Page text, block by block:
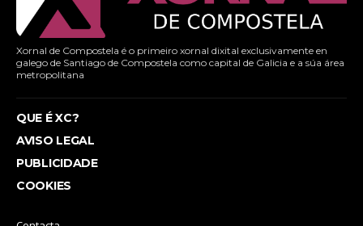
Xornal de Compostela é o primeiro xornal dixital exclusivamente en
galego de Santiago de Compostela como capital de Galicia e a súa área
metropolitana
QUE É XC?
AVISO LEGAL
PUBLICIDADE
COOKIES